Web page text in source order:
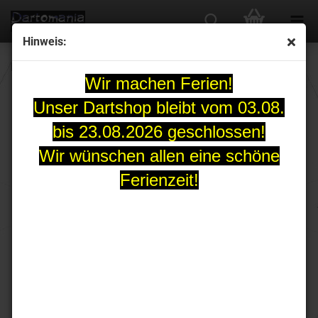
Hinweis:
Wir machen Ferien!
Unser Dartshop bleibt vom 03.08.
bis 23.08.2026 geschlossen!
Wir wünschen allen eine schöne
Ferienzeit!